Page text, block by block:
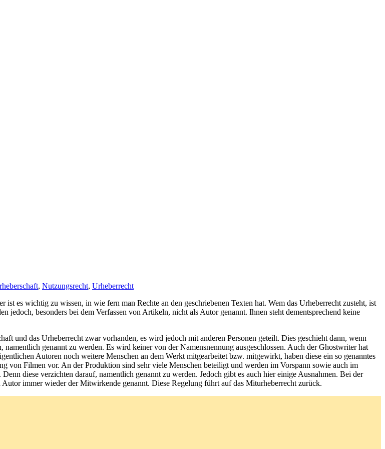
, Nutzungsrecht, Urheberrecht
jedoch, besonders bei dem Verfassen von Artikeln, nicht als Autor genannt. Ihnen steht dementsprechend keine
und das Urheberrecht zwar vorhanden, es wird jedoch mit anderen Personen geteilt. Dies geschieht dann, wenn
genannt zu werden. Es wird keiner von der Namensnennung ausgeschlossen. Auch der Ghostwriter hat
Autoren noch weitere Menschen an dem Werkt mitgearbeitet bzw. mitgewirkt, haben diese ein so genanntes
von Filmen vor. An der Produktion sind sehr viele Menschen beteiligt und werden im Vorspann sowie auch im
diese verzichten darauf, namentlich genannt zu werden. Jedoch gibt es auch hier einige Ausnahmen. Bei der
immer wieder der Mitwirkende genannt. Diese Regelung führt auf das Miturheberrecht zurück.